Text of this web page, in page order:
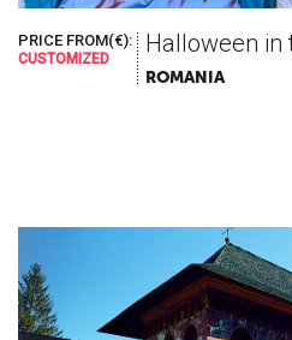
PRICE FROM(€):
CUSTOMIZED
ROMANIA